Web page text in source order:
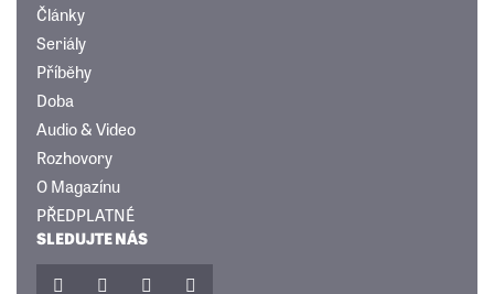
Články
Seriály
Příběhy
Doba
Audio & Video
Rozhovory
O Magazínu
PŘEDPLATNÉ
SLEDUJTE NÁS